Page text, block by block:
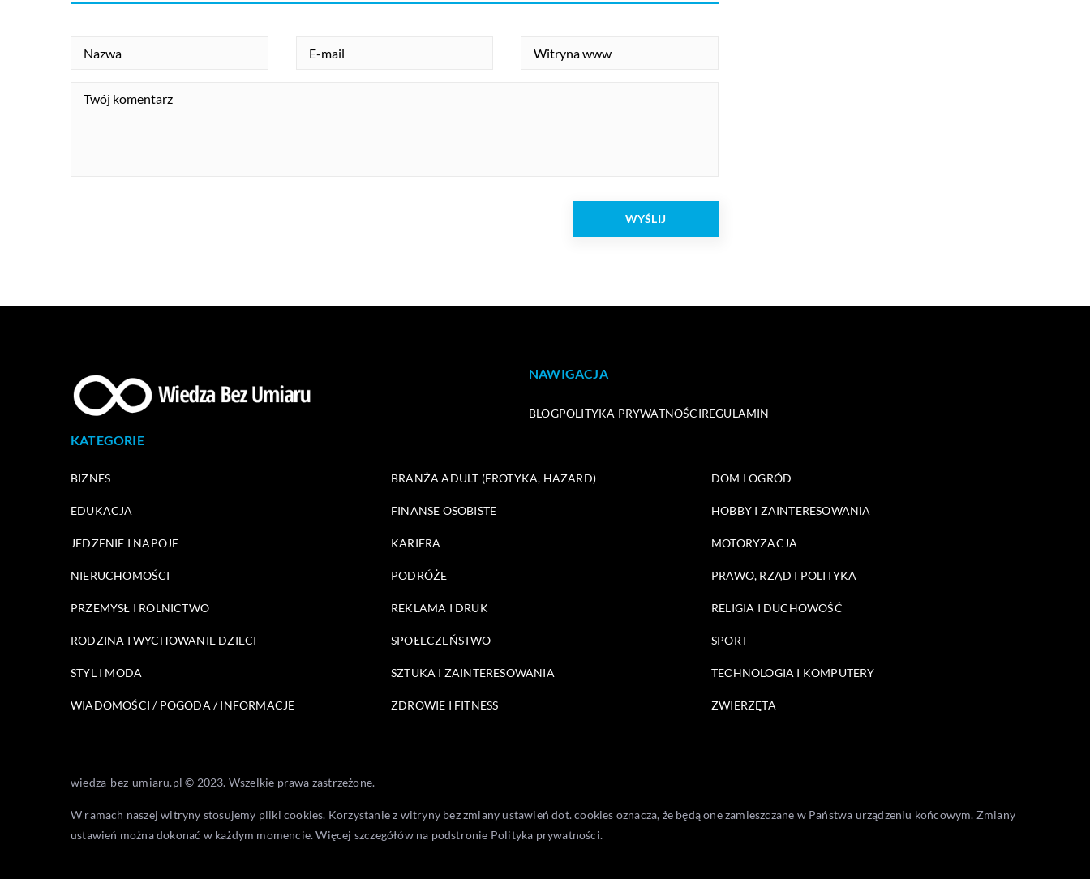
NAWIGACJA
BLOGPOLITYKA PRYWATNOŚCIREGULAMIN
KATEGORIE
BIZNES BRANŻA ADULT (EROTYKA, HAZARD) DOM I OGRÓD
EDUKACJA FINANSE OSOBISTE HOBBY I ZAINTERESOWANIA
JEDZENIE I NAPOJE KARIERA MOTORYZACJA
NIERUCHOMOŚCI PODRÓŻE PRAWO, RZĄD I POLITYKA
PRZEMYSŁ I ROLNICTWO REKLAMA I DRUK RELIGIA I DUCHOWOŚĆ
RODZINA I WYCHOWANIE DZIECI SPOŁECZEŃSTWO SPORT
STYL I MODA SZTUKA I ZAINTERESOWANIA TECHNOLOGIA I KOMPUTERY
WIADOMOŚCI / POGODA / INFORMACJE ZDROWIE I FITNESS ZWIERZĘTA
wiedza-bez-umiaru.pl © 2023. Wszelkie prawa zastrzeżone.
W ramach naszej witryny stosujemy pliki cookies. Korzystanie z witryny bez zmiany ustawień dot. cookies oznacza, że będą one zamieszczane w Państwa urządzeniu końcowym. Zmiany
ustawień można dokonać w każdym momencie. Więcej szczegółów na podstronie Polityka prywatności.